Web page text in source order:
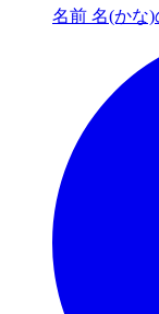
名前 名(かな